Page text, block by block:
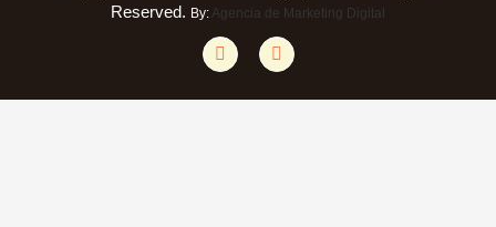
Reserved. By: Agencia de Marketing Digital